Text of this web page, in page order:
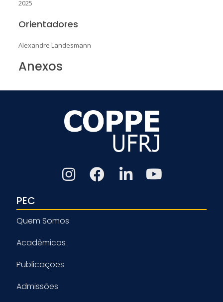
2025
Orientadores
Alexandre Landesmann
Anexos
PEC
Quem Somos
Acadêmicos
Publicações
Admissões